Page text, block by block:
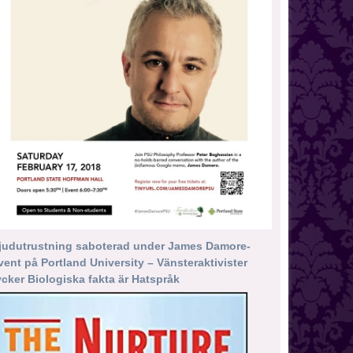
saboterad under James Damore-
på Portland University – Vänsteraktivister
Biologiska fakta är Hatspråk